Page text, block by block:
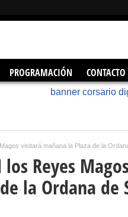
PROGRAMACIÓN CONTACTO
visitará mañana la Plaza de la
Reyes Magos
la Ordana de